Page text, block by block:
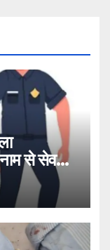
से सेव
क्लास,